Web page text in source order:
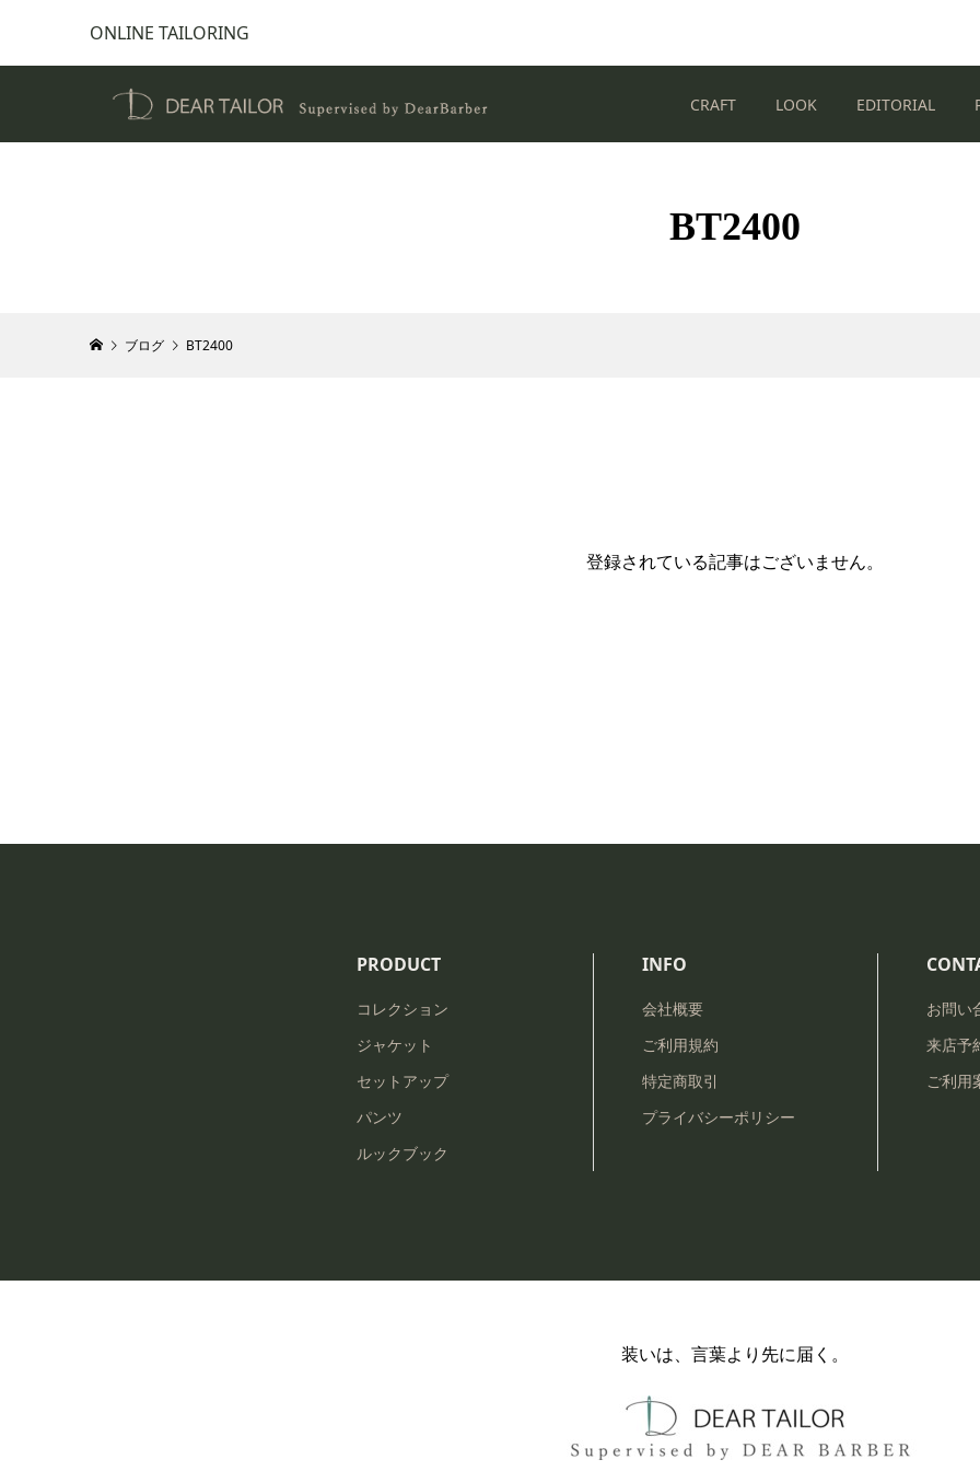
ONLINE TAILORING
CRAFT LOOK EDITORIAL
BT2400
ブログ BT2400
登録されている記事はございません。
PRODUCT
コレクション
ジャケット
セットアップ
パンツ
ルックブック
INFO
会社概要
ご利用規約
特定商取引
プライバシーポリシー
お問い
来店予
ご利用
装いは、言葉より先に届く。